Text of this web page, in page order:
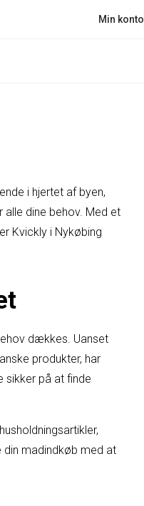
Min konto
i hjertet af byen,
dine behov. Med et
Kvickly i Nykøbing
dækkes. Uanset
produkter, har
sikker på at finde
din madindkøb med at